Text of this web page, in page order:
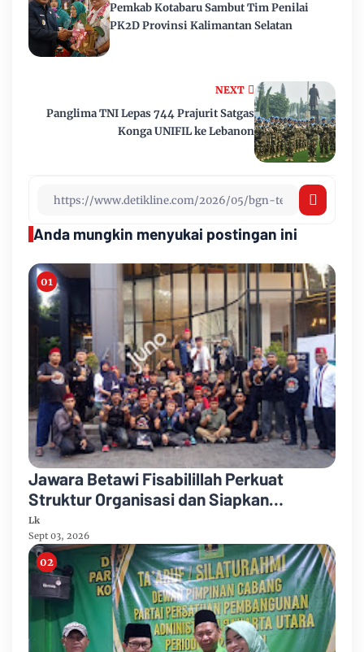
NEXT
Panglima TNI Lepas 744 Prajurit Satgas
Konga UNIFIL ke Lebanon
Pemkab Kotabaru Sambut Tim Penilai
PK2D Provinsi Kalimantan Selatan
Anda mungkin menyukai postingan ini
Jawara Betawi Fisabilillah Perkuat
Struktur Organisasi dan Siapkan
Legalitas Badan Hukum
Lk
Sept 03, 2026